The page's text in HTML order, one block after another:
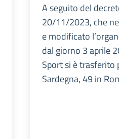
A seguito del
20/11/2023, che
e modificato
dal giorno 3 aprile
Sport si è trasferito
Sardegna, 49 in